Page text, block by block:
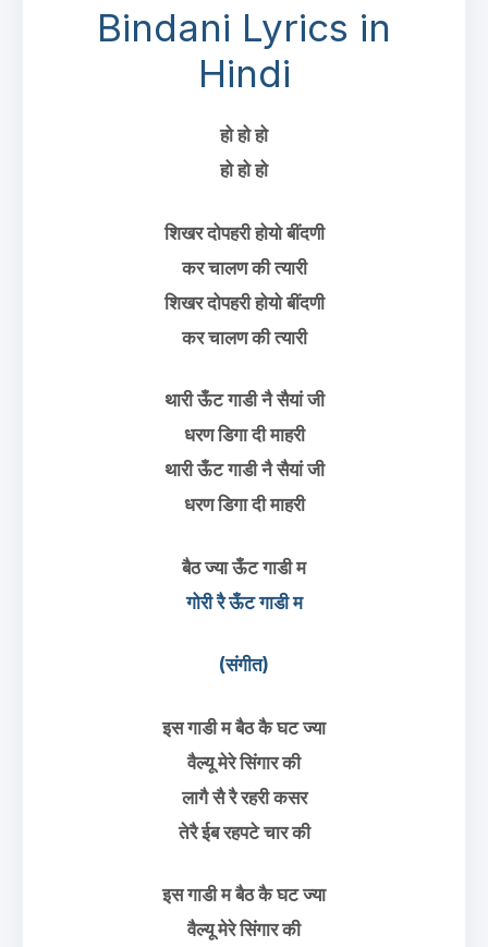
Bindani Lyrics in
Hindi
हो हो हो
हो हो हो
शिखर दोपहरी होयो बींदणी
कर चालण की त्यारी
शिखर दोपहरी होयो बींदणी
कर चालण की त्यारी
थारी ऊँट गाडी नै सैयां जी
धरण डिगा दी माहरी
थारी ऊँट गाडी नै सैयां जी
धरण डिगा दी माहरी
बैठ ज्या ऊँट गाडी म
गोरी रै ऊँट गाडी म
(संगीत)
इस गाडी म बैठ कै घट ज्या
वैल्यू मेरे सिंगार की
लागै सै रै रहरी कसर
तेरै ईब रहपटे चार की
इस गाडी म बैठ कै घट ज्या
वैल्यू मेरे सिंगार की